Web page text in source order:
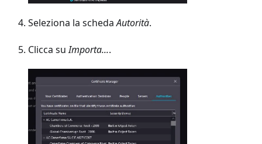
Seleziona la schedaAutorità.
Clicca suImporta....